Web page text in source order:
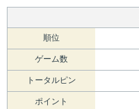
順位
ゲーム数
トータルピン
ポイント